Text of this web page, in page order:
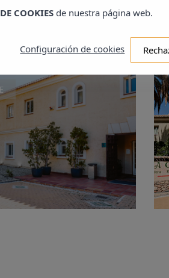
COOKIESde nuestra página web.
Configuración de cookies